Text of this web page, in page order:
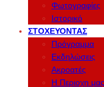
Φωτογραφίες
Ιστορικό
ΣΤΟΧΕΎΟΝΤΑΣ
Πρόγραμμα
Εκδηλώσεις
Ακροατές
Η Περιοχη μας